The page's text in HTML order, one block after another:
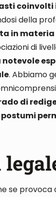
della
in
di
. Abbiamo
di
se provoca